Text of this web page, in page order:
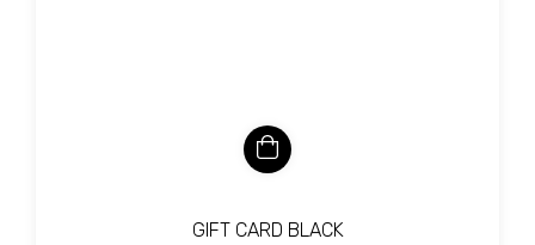
GIFT CARD BLACK